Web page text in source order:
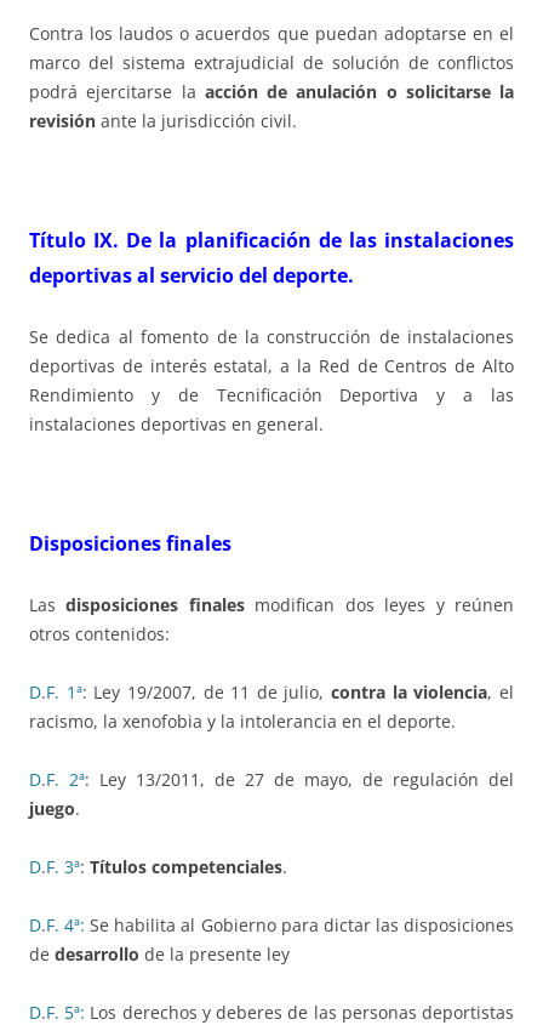
Contra los laudos o acuerdos que puedan adoptarse en el
marco del sistema extrajudicial de solución de conflictos
podrá ejercitarse la acción de anulación o solicitarse la
revisión ante la jurisdicción civil.
Título IX. De la planificación de lasinstalaciones
deportivasal servicio del deporte.
Se dedica al fomento de la construcción de instalaciones
deportivas de interés estatal, a la Red de Centros de Alto
Rendimiento y de Tecnificación Deportiva y a las
instalaciones deportivas en general.
Disposiciones finales
Lasdisposiciones finalesmodifican dos leyes y reúnen
otros contenidos:
D.F. 1ª: Ley 19/2007, de 11 de julio,contra la violencia, el
racismo, la xenofobia y la intolerancia en el deporte.
D.F. 2ª: Ley 13/2011, de 27 de mayo, de regulación del
juego.
D.F. 3ª: Títulos competenciales.
D.F. 4ª: Se habilita al Gobierno para dictar las disposiciones
de desarrollo de la presente ley
D.F. 5ª: Los derechos y deberes de las personas deportistas